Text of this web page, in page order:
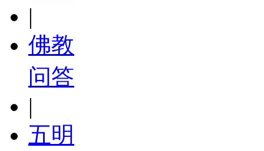
|
佛教
问答
|
五明